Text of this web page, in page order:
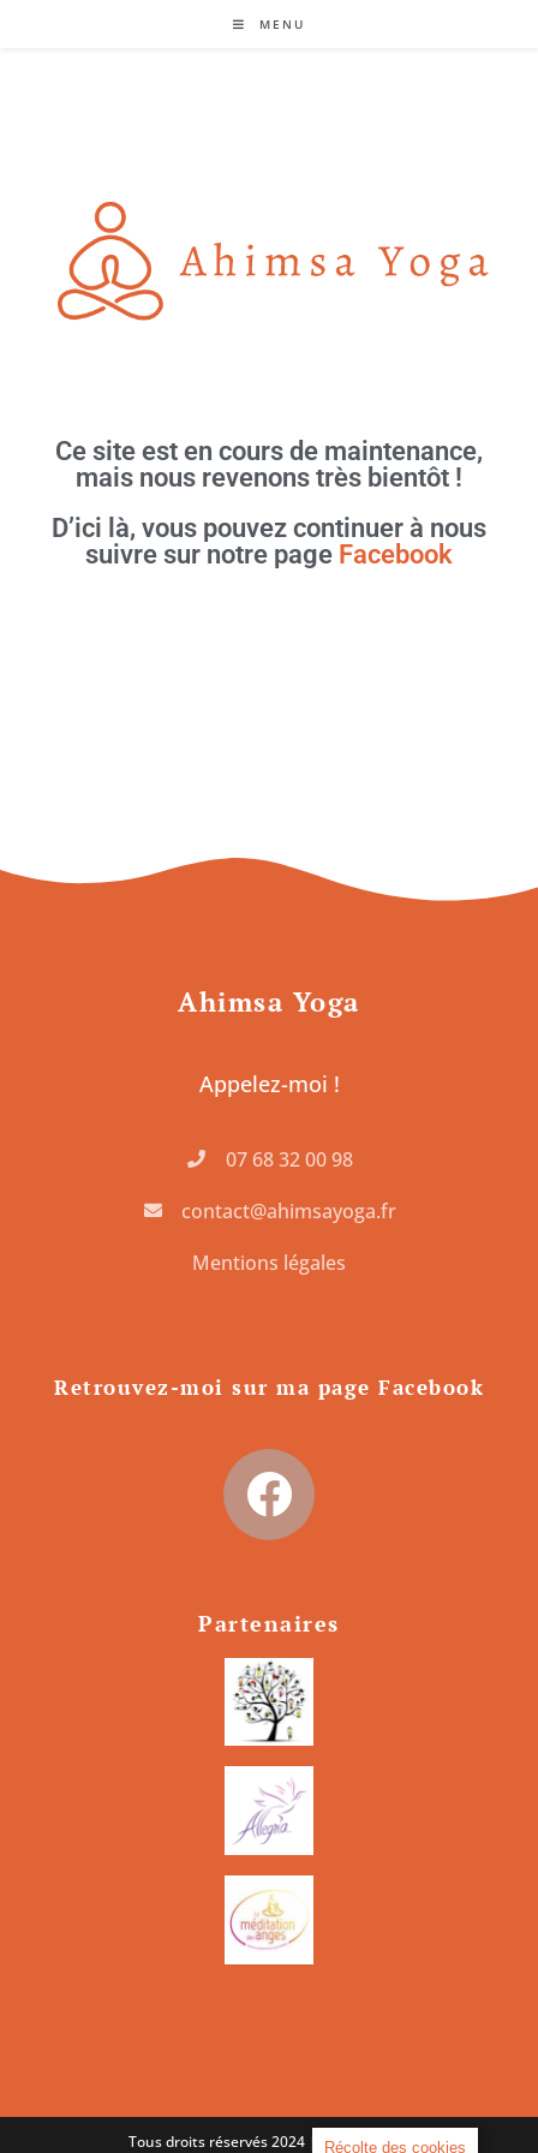
MENU
Ce site est en cours de maintenance,
mais nous revenons très bientôt !
D’ici là, vous pouvez continuer à nous
suivre sur notre page Facebook
Ahimsa Yoga
Appelez-moi !
07 68 32 00 98
contact@ahimsayoga.fr
Mentions légales
Retrouvez-moi sur ma page Facebook
Partenaires
Tous droits réservés 2024 | Ahimsa Yoga
Récolte des cookies